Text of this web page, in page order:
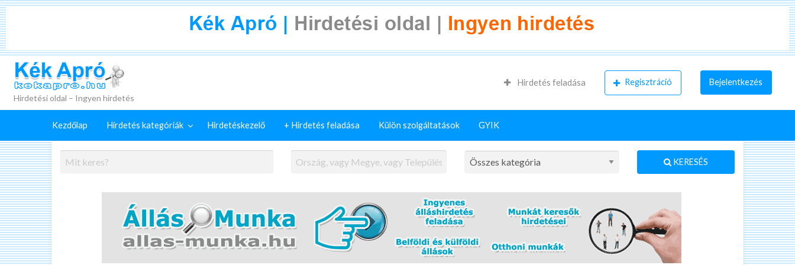
+
Hirdetés
feladása
Hirdetési oldal – Ingyen hirdetés
Hirdetés feladása Regisztráció Bejelentkezés
Kezdőlap Hirdetés kategóriák Hirdetéskezelő + Hirdetés feladása Külön szolgáltatások GYIK
KERESÉS